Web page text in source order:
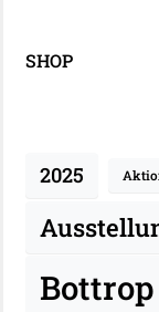
SHOP
2025
Bottrop